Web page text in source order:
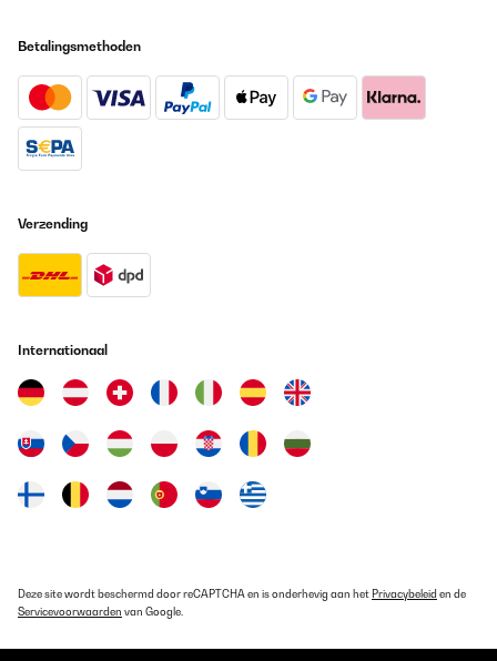
Betalingsmethoden
Verzending
Internationaal
Deze site wordt beschermd door reCAPTCHA en is onderhevig aan het Privacybeleid en de
Servicevoorwaarden van Google.